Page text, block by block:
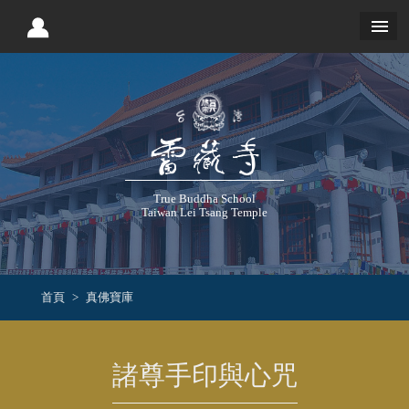
True Buddha School
Taiwan Lei Tsang Temple
首頁 真佛寶庫
諸尊手印與心咒